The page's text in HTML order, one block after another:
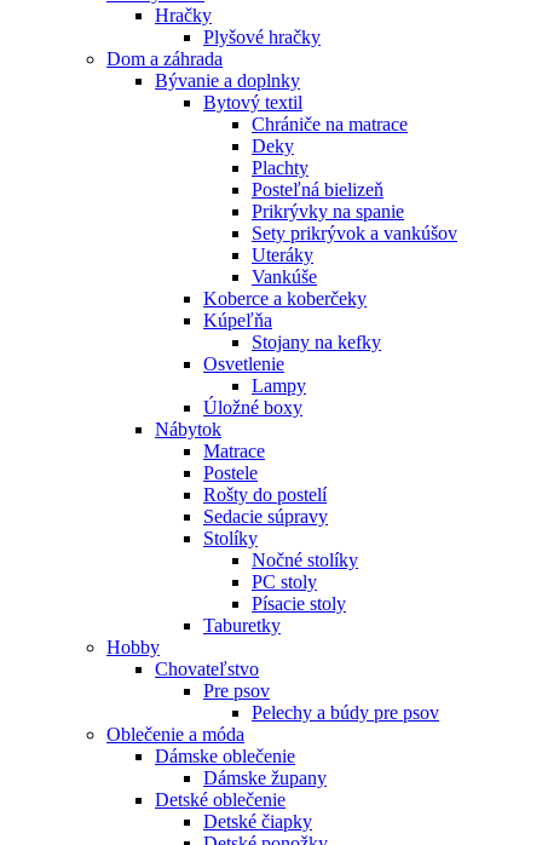
Hračky
Plyšové hračky
Dom a záhrada
Bývanie a doplnky
Bytový textil
Chrániče na matrace
Deky
Plachty
Posteľná bielizeň
Prikrývky na spanie
Sety prikrývok a vankúšov
Uteráky
Vankúše
Koberce a koberčeky
Kúpeľňa
Stojany na kefky
Osvetlenie
Lampy
Úložné boxy
Nábytok
Matrace
Postele
Rošty do postelí
Sedacie súpravy
Stolíky
Nočné stolíky
PC stoly
Písacie stoly
Taburetky
Hobby
Chovateľstvo
Pre psov
Pelechy a búdy pre psov
Oblečenie a móda
Dámske oblečenie
Dámske župany
Detské oblečenie
Detské čiapky